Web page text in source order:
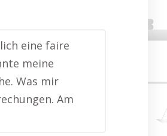
eine faire
meine
Was mir
Am